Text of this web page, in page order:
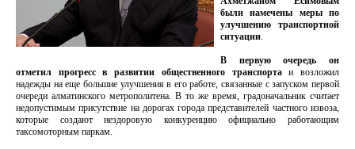
были намечены меры по
улучшению транспортной
ситуации.
В первую очередь он
отметил прогресс в развитии общественного транспортаи возложил
надежды на еще большие улучшения в его работе, связанные с запуском первой
очереди алматинского метрополитена. В то же время, градоначальник считает
недопустимым присутствие на дорогах города представителей частного извоза,
которые создают нездоровую конкуренцию официально работающим
таксомоторным паркам.